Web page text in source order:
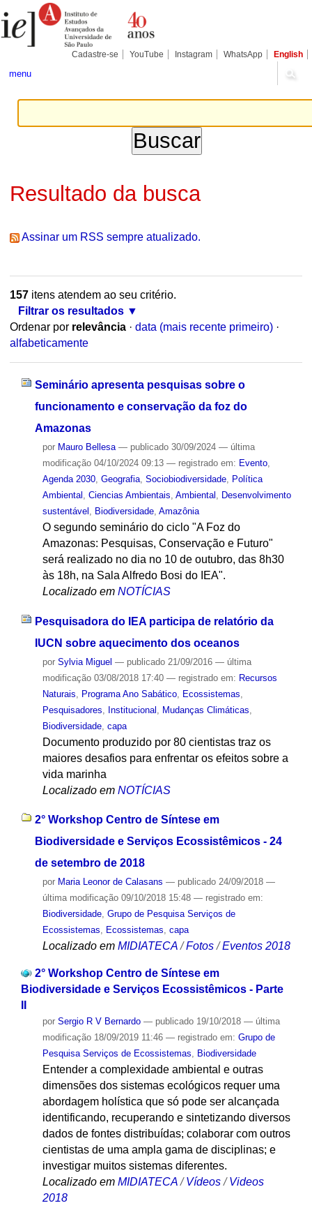
para
conteúdo.
Pessoais
Cadastre-se YouTube Instagram WhatsApp English
menu
Resultado da busca
Assinar um RSS sempre atualizado.
157itens atendem ao seu critério.
Filtrar os resultados
Ordenar por relevância · data (mais recente primeiro) ·
alfabeticamente
Seminário apresenta pesquisas sobre o
funcionamento e conservação da foz do
Amazonas
por Mauro Bellesa — publicado30/09/2024 — última
modificação04/10/2024 09:13 — registrado em: Evento,
Agenda 2030, Geografia, Sociobiodiversidade,
Política
Ambiental
Ciencias Ambientais Ambiental
Desenvolvimento
sustentável
Biodiversidade, Amazônia
O segundo seminário do ciclo "A Foz do
Amazonas: Pesquisas, Conservação e Futuro"
será realizado no dia no 10 de outubro, das 8h30
às 18h, na Sala Alfredo Bosi do IEA".
Localizado em NOTÍCIAS
Pesquisadora do IEA participa de relatório da
IUCN sobre aquecimento dos oceanos
por Sylvia Miguel — publicado21/09/2016 — última
modificação03/08/2018 17:40 — registrado em: Recursos
Naturais
Programa Ano Sabático, Ecossistemas
Pesquisadores
Institucional Mudanças Climáticas
Biodiversidade, capa
Documento produzido por 80 cientistas traz os
maiores desafios para enfrentar os efeitos sobre a
vida marinha
Localizado em NOTÍCIAS
2° Workshop Centro de Síntese em
Biodiversidade e Serviços Ecossistêmicos - 24
de setembro de 2018
por Maria Leonor de Calasans — publicado24/09/2018 —
última modificação09/10/2018 15:48 — registrado em:
Biodiversidade, Grupo de Pesquisa Serviços de
Ecossistemas, Ecossistemas, capa
Localizado em MIDIATECA /Fotos /Eventos 2018
2° Workshop Centro de Síntese em
Biodiversidade e Serviços Ecossistêmicos - Parte
por Sergio R V Bernardo — publicado19/10/2018 — última
modificação18/09/2019 11:46 — registrado em: Grupo de
Pesquisa Serviços de Ecossistemas, Biodiversidade
Entender a complexidade ambiental e outras
dimensões dos sistemas ecológicos requer uma
abordagem holística que só pode ser alcançada
identificando, recuperando e sintetizando diversos
dados de fontes distribuídas; colaborar com outros
cientistas de uma ampla gama de disciplinas; e
investigar muitos sistemas diferentes.
Localizado em MIDIATECA /Vídeos /Videos
2018